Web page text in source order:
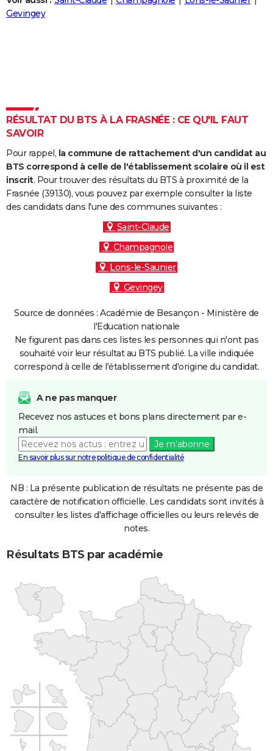
Destinations
City break
Voyage nature
Voyage de noces
Forum
Climat
+
PHOTO
Carte de Noël
Carte Bonne année
Carte Saint-Valentin
Carte Pâques
Carte d'anniversaire
DICTIONNAIRE
Dictionnaire
Biographies
Citations
Expressions
Proverbes
PROGRAMME TV
COPAINS D'AVANT
S'inscrire
Se connecter
Lycées
Collèges
Primaires
Universités
Entreprises
Service militaire
Avis de recherche
AVIS DE DÉCÈS
FORUM
Gevingey
RÉSULTAT DU BTS À LA FRASNÉE : CE QU'IL FAUT
SAVOIR
Pour rappel, la commune de rattachement d'un candidat au
BTS correspond à celle de l'établissement scolaire où il est
inscrit. Pour trouver des résultats du BTS à proximité de la
Frasnée (39130), vous pouvez par exemple consulter la liste
des candidats dans l'une des communes suivantes :
Saint-Claude
Champagnole
Lons-le-Saunier
Gevingey
Source de données : Académie de Besançon - Ministère de
l'Education nationale
Ne figurent pas dans ces listes les personnes qui n'ont pas
souhaité voir leur résultat au BTS publié. La ville indiquée
correspond à celle de l'établissement d'origine du candidat.
A ne pas manquer
Recevez nos astuces et bons plans directement par e-
mail.
Je m'abonne
En savoir plus sur notre politique de confidentialité
NB : La présente publication de résultats ne présente pas de
caractère de notification officielle. Les candidats sont invités à
consulter les listes d'affichage officielles ou leurs relevés de
notes.
Résultats BTS par académie